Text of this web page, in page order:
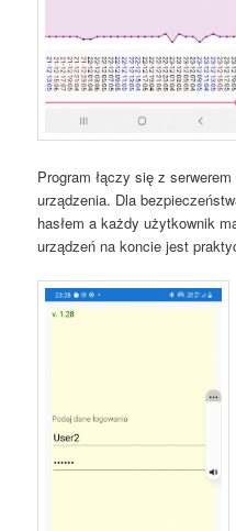
Program łączy się z
urządzenia. Dla
hasłem a każdy użytkownik
urządzeń na koncie jest